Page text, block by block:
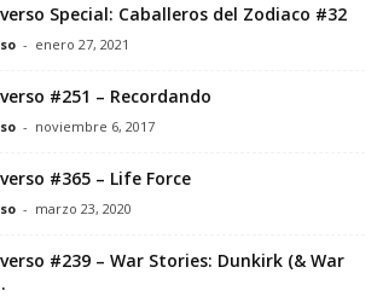
Special: Caballeros del Zodiaco #32
- enero 27, 2021
#251 – Recordando
- noviembre 6, 2017
#365 – Life Force
- marzo 23, 2020
#239 – War Stories: Dunkirk (& War